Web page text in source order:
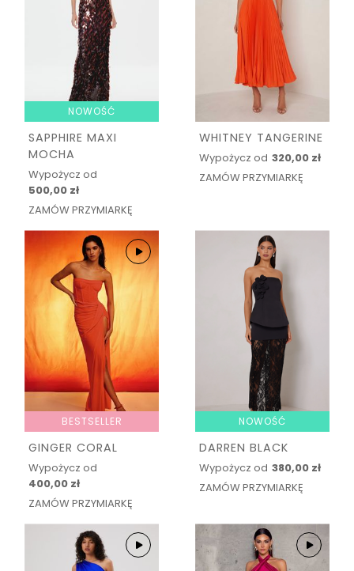
NOWOŚĆ
SAPPHIRE MAXI
MOCHA
Wypożycz od
500,00 zł
ZAMÓW PRZYMIARKĘ
WHITNEY TANGERINE
Wypożycz od 320,00 zł
ZAMÓW PRZYMIARKĘ
BESTSELLER
GINGER CORAL
Wypożycz od
400,00 zł
ZAMÓW PRZYMIARKĘ
NOWOŚĆ
DARREN BLACK
Wypożycz od 380,00 zł
ZAMÓW PRZYMIARKĘ